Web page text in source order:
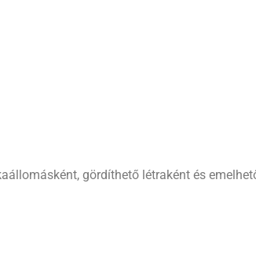
gördíthető létraként és